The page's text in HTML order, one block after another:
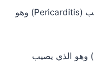
التهاب التامور أي التهاب غشاء القلب (Pericarditis) وهو
التهاب عضلة القلب (Myocarditis) وهو الذي يصيب